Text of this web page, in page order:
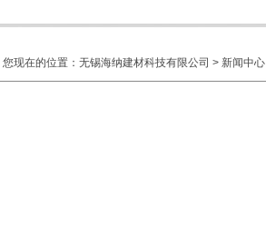
您现在的位置： 无锡海纳建材科技有限公司 > 新闻中心